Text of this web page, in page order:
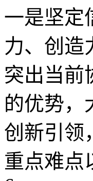
一是坚定
力、创造
突出当前
的优势，
创新引领
重点难点